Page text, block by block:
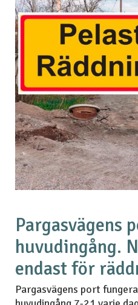
Pargasvägens
huvudingång.
endast för
Pargasvägens port